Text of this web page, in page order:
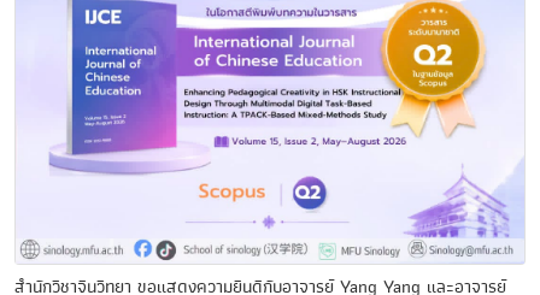
สำนักวิชาจีนวิทยา ขอแสดงความยินดีกับอาจารย์ Yang Yang และอาจารย์